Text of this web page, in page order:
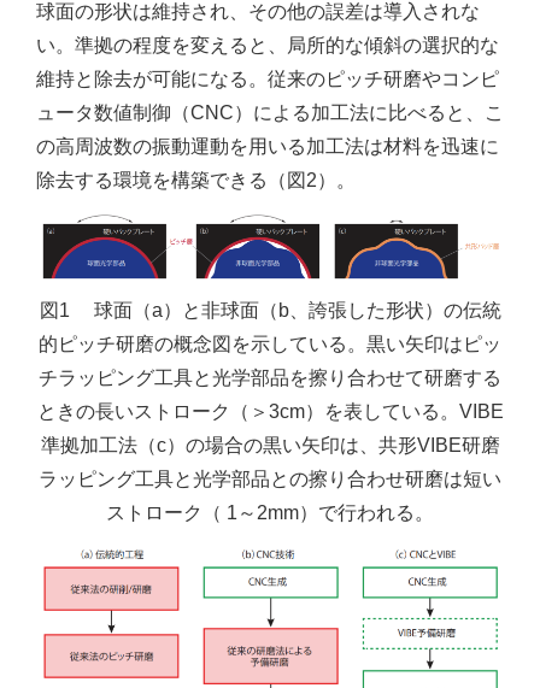
球面の形状は維持され、その他の誤差は導入されな
い。準拠の程度を変えると、局所的な傾斜の選択的な
維持と除去が可能になる。従来のピッチ研磨やコンピ
ュータ数値制御（CNC）による加工法に比べると、こ
の高周波数の振動運動を用いる加工法は材料を迅速に
除去する環境を構築できる（図2）。
図1 球面（a）と非球面（b、誇張した形状）の伝統
的ピッチ研磨の概念図を示している。黒い矢印はピッ
チラッピング工具と光学部品を擦り合わせて研磨する
ときの長いストローク（＞3cm）を表している。VIBE
準拠加工法（c）の場合の黒い矢印は、共形VIBE研磨
ラッピング工具と光学部品との擦り合わせ研磨は短い
ストローク（ 1～2mm）で行われる。